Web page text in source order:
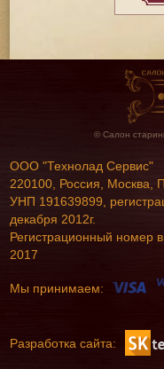
© Салон
ООО "Технолад Сервис"
220100, Россия, Москва,
УНП 191639899,
декабря 2012г.
Регистрационный номер
2017
Мы принимаем:
Разработка сайта: